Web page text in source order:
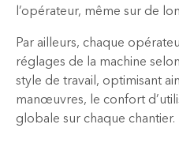
l’opérateur, même sur de
Par ailleurs, chaque
réglages de la machine
style de travail, optimisant
manœuvres, le confort
globale sur chaque chantier.